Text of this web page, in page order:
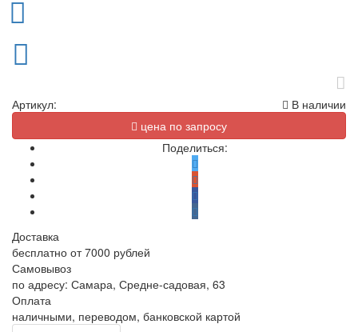
Артикул:
В наличии
цена по запросу
Поделиться:
Доставка
бесплатно от 7000 рублей
Самовывоз
по адресу: Самара, Средне-садовая, 63
Оплата
наличными, переводом, банковской картой